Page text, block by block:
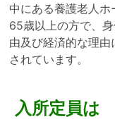
中にある養護老人ホ
65歳以上の方で、
由及び経済的な理
されています。
入所定員は